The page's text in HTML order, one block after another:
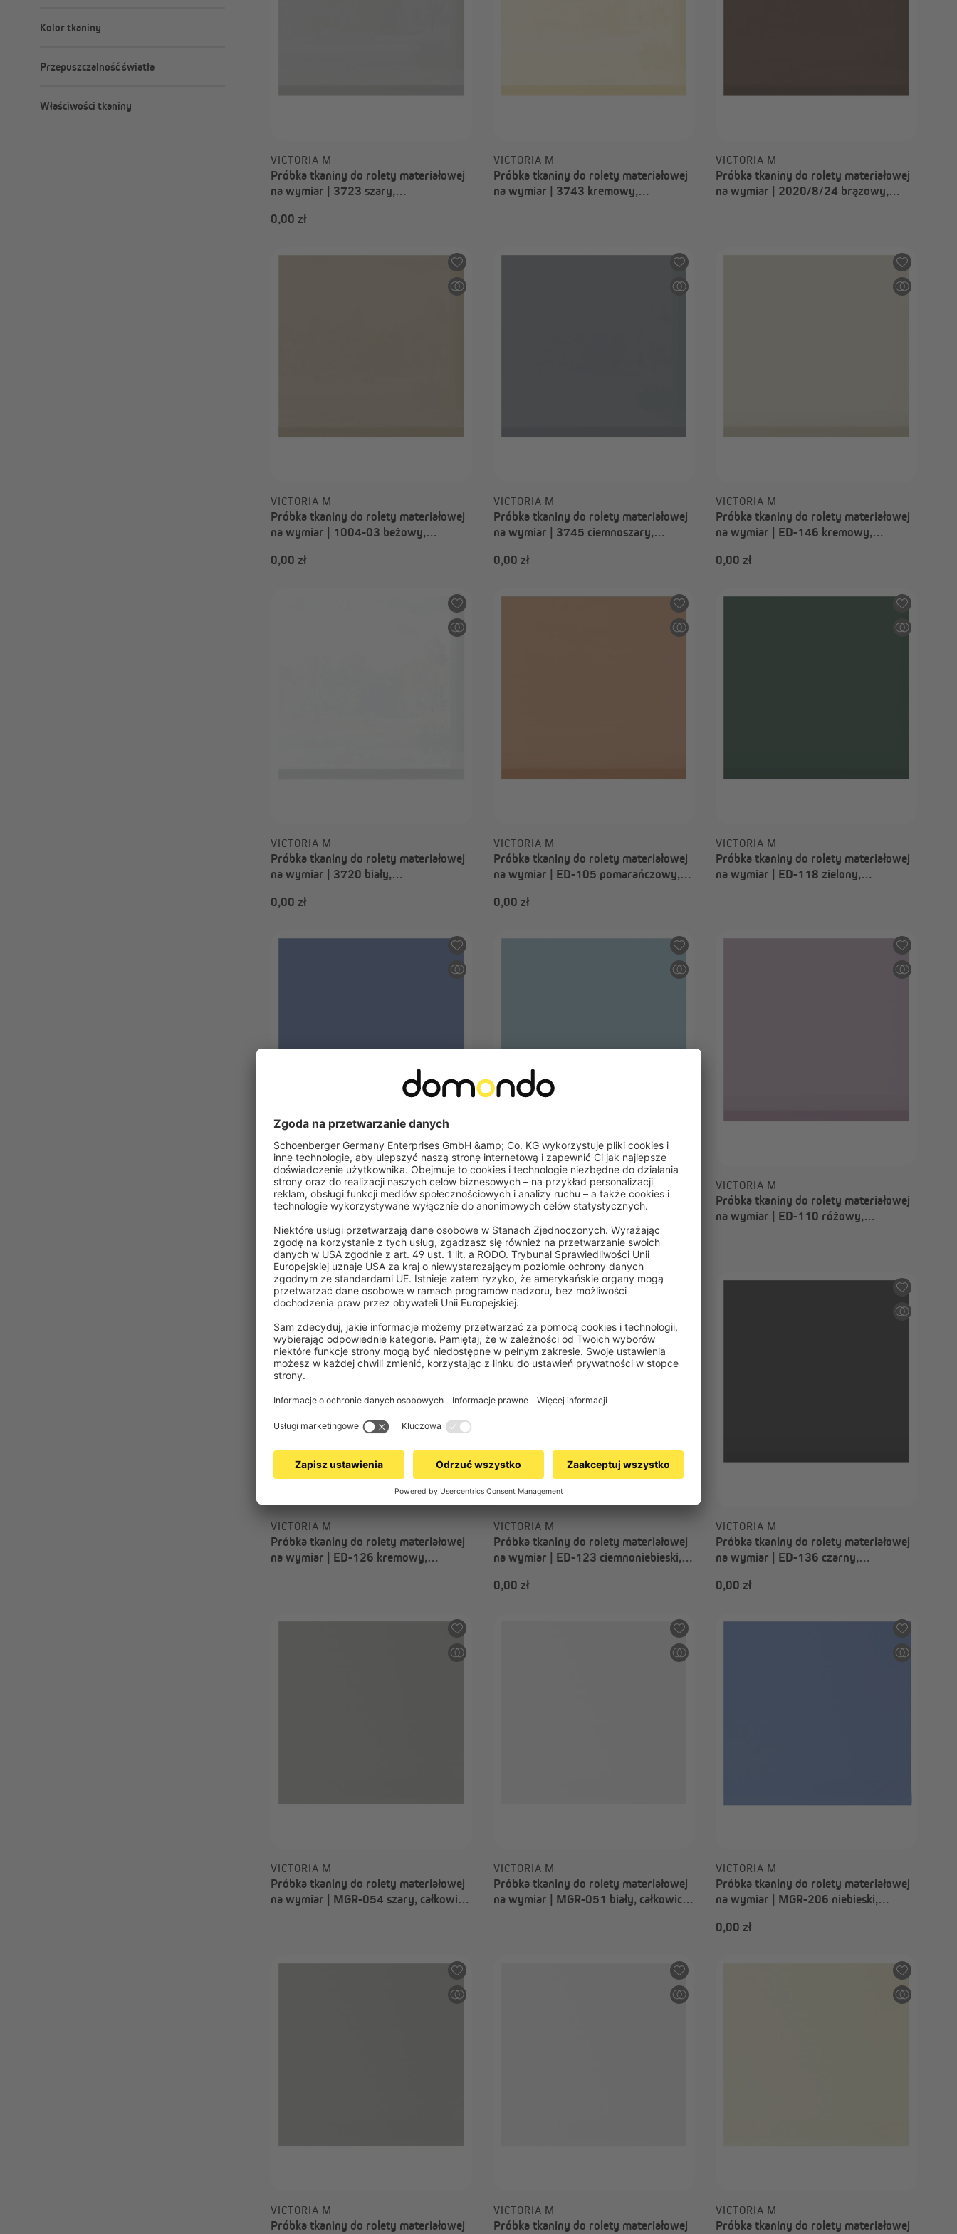
Nizza
Rom
Kolor tkaniny
Przepuszczalność światła
nieprzezroczyste
Właściwości tkaniny
VICTORIA M
Próbka tkaniny do rolety materiałowej
na wymiar | 3723 szary,
0,00 zł
VICTORIA M
Próbka tkaniny do rolety materiałowej
na wymiar | 3743 kremowy,
VICTORIA M
Próbka tkaniny do rolety materiałowej
na wymiar | 2020/8/24 brązowy,
VICTORIA M
Próbka tkaniny do rolety materiałowej
na wymiar | 1004-03 beżowy,
0,00 zł
VICTORIA M
Próbka tkaniny do rolety materiałowej
na wymiar | 3745 ciemnoszary,
0,00 zł
VICTORIA M
Próbka tkaniny do rolety materiałowej
na wymiar | ED-146 kremowy,
0,00 zł
VICTORIA M
Próbka tkaniny do rolety materiałowej
na wymiar | 3720 biały,
0,00 zł
VICTORIA M
Próbka tkaniny do rolety materiałowej
na wymiar | ED-105 pomarańczowy,
0,00 zł
VICTORIA M
Próbka tkaniny do rolety materiałowej
na wymiar | ED-118 zielony,
VICTORIA M
Próbka tkaniny do rolety materiałowej
na wymiar | ED-120 błękitny,
przyciemniający, Paris
0,00 zł
VICTORIA M
Próbka tkaniny do rolety materiałowej
na wymiar | ED-119 jasnoniebieski,
przyciemniający, Paris
VICTORIA M
Próbka tkaniny do rolety materiałowej
na wymiar | ED-110 różowy,
VICTORIA M
Próbka tkaniny do rolety materiałowej
na wymiar | ED-126 kremowy,
VICTORIA M
Próbka tkaniny do rolety materiałowej
na wymiar | ED-123 ciemnoniebieski,
0,00 zł
VICTORIA M
Próbka tkaniny do rolety materiałowej
na wymiar | ED-136 czarny,
0,00 zł
VICTORIA M
Próbka tkaniny do rolety materiałowej
na wymiar | MGR-054 szary, całkowicie
VICTORIA M
Próbka tkaniny do rolety materiałowej
na wymiar | MGR-051 biały, całkowicie
VICTORIA M
Próbka tkaniny do rolety materiałowej
na wymiar | MGR-206 niebieski,
0,00 zł
VICTORIA M
Próbka tkaniny do rolety materiałowej
VICTORIA M
Próbka tkaniny do rolety materiałowej
VICTORIA M
Próbka tkaniny do rolety materiałowej